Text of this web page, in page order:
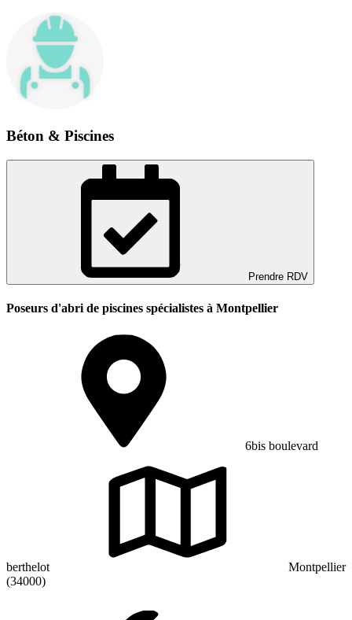
Béton & Piscines
Prendre RDV
Poseurs d'abri de piscines spécialistes à Montpellier
6bis boulevard
berthelot
Montpellier
(34000)